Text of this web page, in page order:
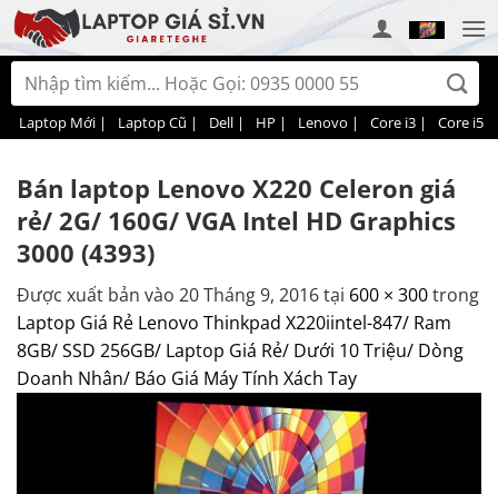
Bỏ
qua
nội
dung
Tìm
kiếm:
Laptop Mới | Laptop Cũ | Dell | HP | Lenovo | Core i3 | Core i5 |
Bán laptop Lenovo X220 Celeron giá
rẻ/ 2G/ 160G/ VGA Intel HD Graphics
3000 (4393)
Được xuất bản vào 20 Tháng 9, 2016tại 600 × 300trong
Laptop Giá Rẻ Lenovo Thinkpad X220iintel-847/ Ram
8GB/ SSD 256GB/ Laptop Giá Rẻ/ Dưới 10 Triệu/ Dòng
Doanh Nhân/ Báo Giá Máy Tính Xách Tay